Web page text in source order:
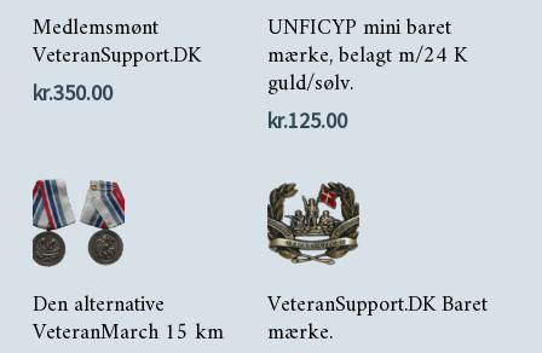
Tilføj Til Kurv
Medlemsmønt
VeteranSupport.DK
kr.350.00
Tilføj Til Kurv
UNFICYP mini baret
mærke, belagt m/24 K
guld/sølv.
kr.125.00
Tilføj Til Kurv
Den alternative
VeteranMarch 15 km
Tilføj Til Kurv
VeteranSupport.DK Baret
mærke.